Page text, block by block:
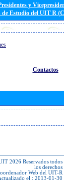
y
de Estudio del UIT R
Contactos
2026 Reservados todos
los derechos
Web del UIT-R
el : 2013-01-30